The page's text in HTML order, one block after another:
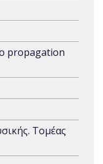
propagation
Τομέας